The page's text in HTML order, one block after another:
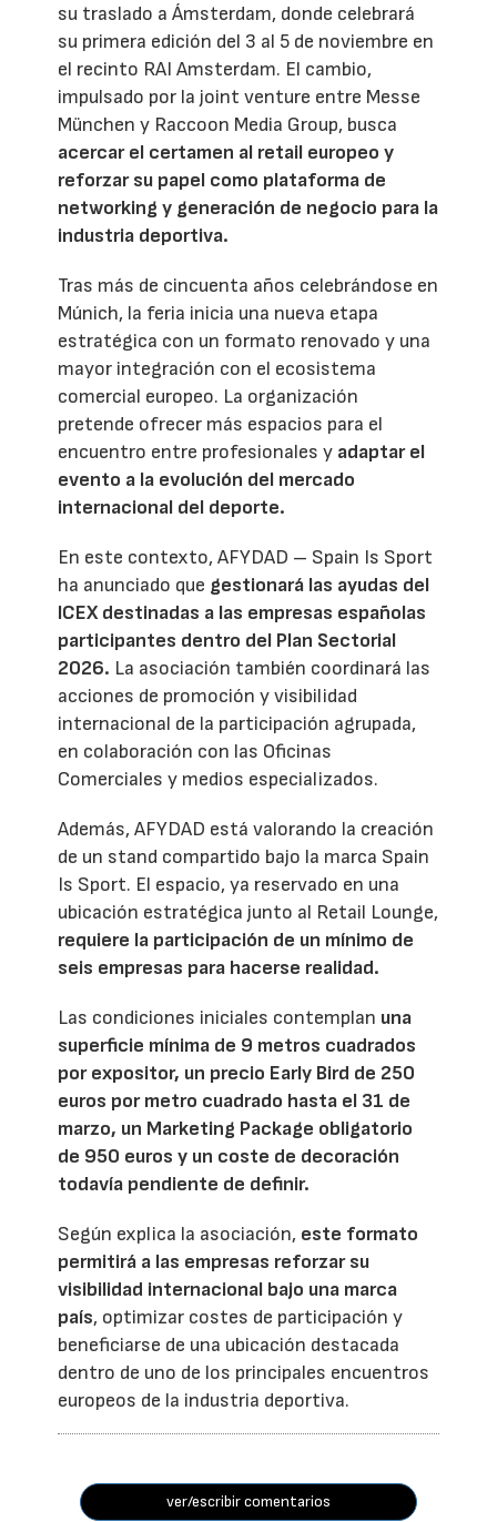
su traslado a Ámsterdam, donde celebrará
su primera edición del 3 al 5 de noviembre en
el recinto RAI Amsterdam. El cambio,
impulsado por la joint venture entre Messe
München y Raccoon Media Group, busca
acercar el certamen al retail europeo y
reforzar su papel como plataforma de
networking y generación de negocio para la
industria deportiva.
Tras más de cincuenta años celebrándose en
Múnich, la feria inicia una nueva etapa
estratégica con un formato renovado y una
mayor integración con el ecosistema
comercial europeo. La organización
pretende ofrecer más espacios para el
encuentro entre profesionales y adaptar el
evento a la evolución del mercado
internacional del deporte.
En este contexto, AFYDAD – Spain Is Sport
ha anunciado que gestionará las ayudas del
ICEX destinadas a las empresas españolas
participantes dentro del Plan Sectorial
2026. La asociación también coordinará las
acciones de promoción y visibilidad
internacional de la participación agrupada,
en colaboración con las Oficinas
Comerciales y medios especializados.
Además, AFYDAD está valorando la creación
de un stand compartido bajo la marca Spain
Is Sport. El espacio, ya reservado en una
ubicación estratégica junto al Retail Lounge,
requiere la participación de un mínimo de
seis empresas para hacerse realidad.
Las condiciones iniciales contemplan una
superficie mínima de 9 metros cuadrados
por expositor, un precio Early Bird de 250
euros por metro cuadrado hasta el 31 de
marzo, un Marketing Package obligatorio
de 950 euros y un coste de decoración
todavía pendiente de definir.
Según explica la asociación, este formato
permitirá a las empresas reforzar su
visibilidad internacional bajo una marca
país, optimizar costes de participación y
beneficiarse de una ubicación destacada
dentro de uno de los principales encuentros
europeos de la industria deportiva.
ver/escribir comentarios